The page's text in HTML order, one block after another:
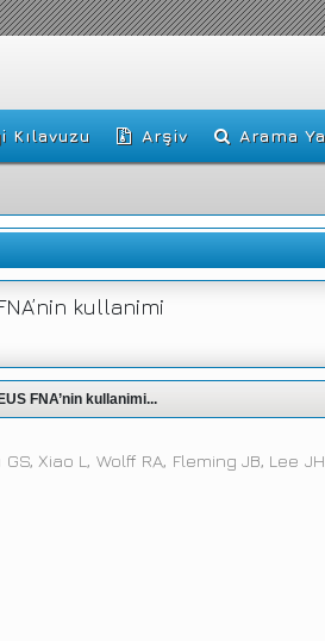
Kılavuzu Arşiv Arama
kullanimi
FNA’nin kullanimi...
Xiao L, Wolff RA, Fleming JB, Lee